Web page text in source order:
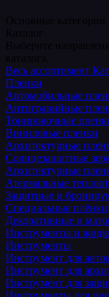
Весь ассортимент
Пленки
Автомобильные
Антигравийные
Тонировочные
Виниловые пленки
Архитектурные
Солнцезащитные
Архитектурные
Атермальные
Защитные и
Специальные плёнки
Декоративные и
Инструменты и
Инструменты
Инструмент для
Инструмент для
Инструмент для